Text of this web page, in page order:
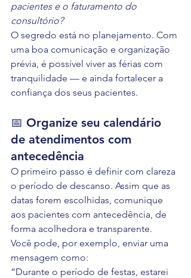
pacientes e o faturamento do
consultório?
O segredo está no planejamento. Com
uma boa comunicação e organização
prévia, é possível viver as férias com
tranquilidade — e ainda fortalecer a
confiança dos seus pacientes.
📅 Organize seu calendário
de atendimentos com
antecedência
O primeiro passo é definir com clareza
o período de descanso. Assim que as
datas forem escolhidas, comunique
aos pacientes com antecedência, de
forma acolhedora e transparente.
Você pode, por exemplo, enviar uma
mensagem como:
“Durante o período de festas, estarei